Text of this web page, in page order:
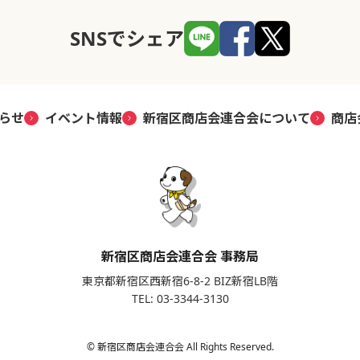
SNSでシェア
せ イベント情報 新宿区商店会連合会について 商
新宿区商店会連合会 事務局
東京都新宿区西新宿6-8-2 BIZ新宿LB階
TEL: 03-3344-3130
© 新宿区商店会連合会 All Rights Reserved.